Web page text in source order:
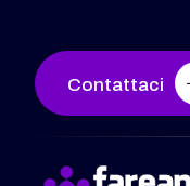
Contattaci